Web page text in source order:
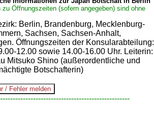
zu Öffnungszeiten (sofern angegeben) sind ohne
Berlin, Brandenburg, Mecklenburg-
Sachsen, Sachsen-Anhalt,
Öffnungszeiten der Konsularabteilung:
12.00 sowie 14.00-16.00 Uhr. Leiterin:
Mitsuko Shino (außerordentliche und
Botschafterin)